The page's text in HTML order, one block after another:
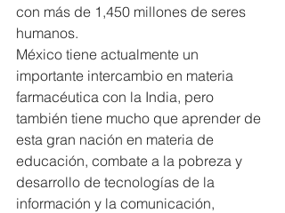
con más de 1,450 millones de seres
humanos.
México tiene actualmente un
importante intercambio en materia
farmacéutica con la India, pero
también tiene mucho que aprender de
esta gran nación en materia de
educación, combate a la pobreza y
desarrollo de tecnologías de la
información y la comunicación,